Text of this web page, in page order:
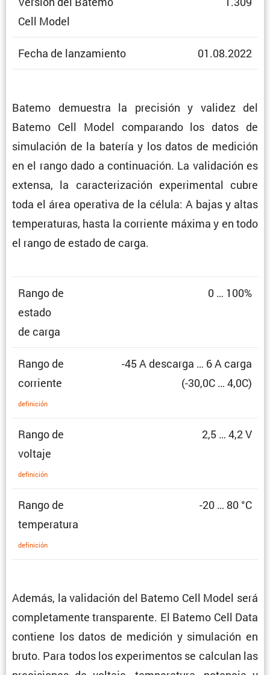
Cell Model
Fecha de lanzamiento 01.08.2022
Batemo demuestra la preci­sión y validez del
Batemo Cell Model compa­rando los datos de
simula­ción de la batería y los datos de medición
en el rango dado a conti­nua­ción. La valida­ción es
extensa, la carac­te­ri­za­ción experi­mental cubre
toda el área opera­tiva de la célula: A bajas y altas
tempe­ra­turas, hasta la corriente máxima y en todo
el rango de estado de carga.
Rango de
estado
de carga
0 … 100%
Rango de
corriente
defini­ción
-45 A descarga … 6 A carga
(-30,0C … 4,0C)
Rango de
voltaje
defini­ción
2,5 … 4,2 V
Rango de
temperatura
defini­ción
-20 … 80 °C
Además, la valida­ción del Batemo Cell Model será
comple­ta­mente trans­pa­rente. El Batemo Cell Data
contiene los datos de medición y simula­ción en
bruto. Para todos los experi­mentos se calculan las